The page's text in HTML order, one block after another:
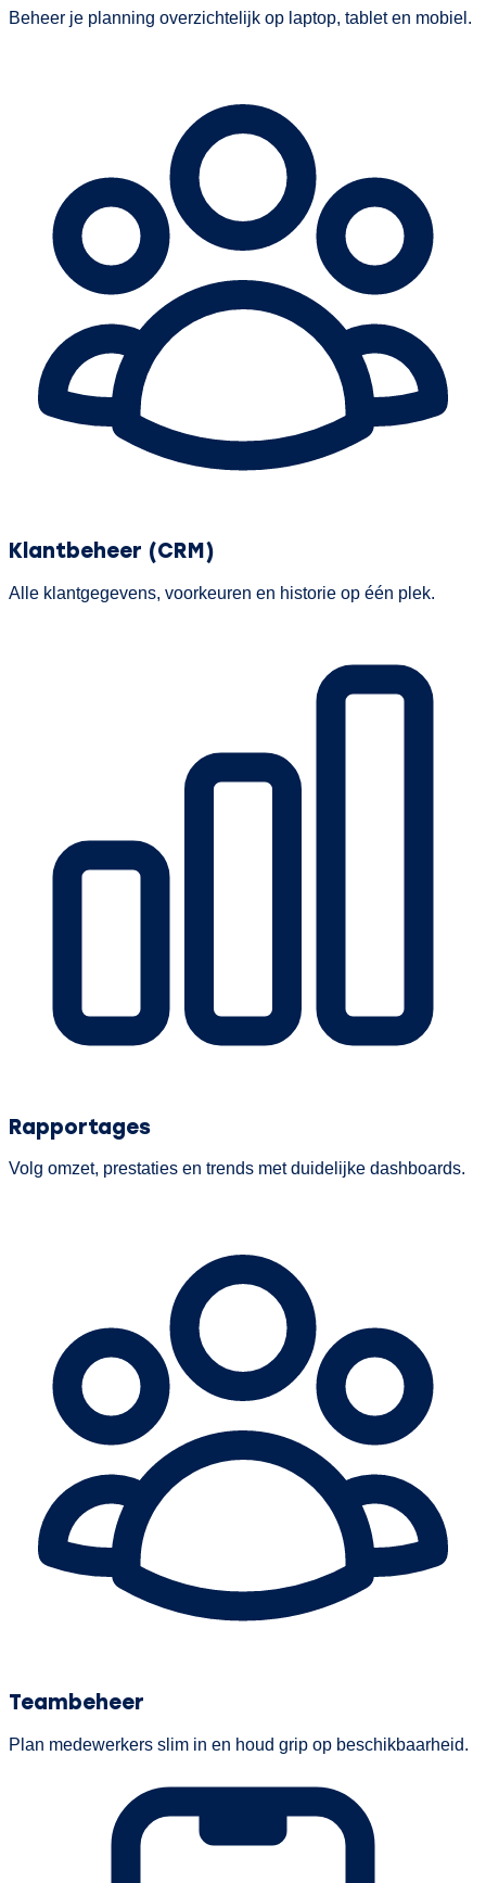
Beheer je planning overzichtelijk op laptop, tablet en mobiel.
Klantbeheer (CRM)
Alle klantgegevens, voorkeuren en historie op één plek.
Rapportages
Volg omzet, prestaties en trends met duidelijke dashboards.
Teambeheer
Plan medewerkers slim in en houd grip op beschikbaarheid.